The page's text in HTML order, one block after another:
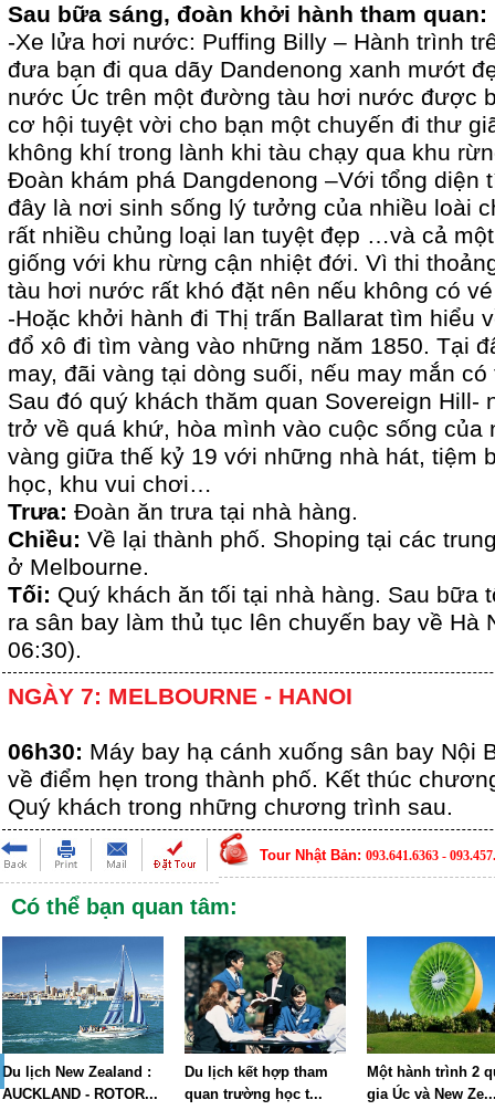
Sau bữa sáng, đoàn khởi hành tham quan:
-Xe lửa hơi nước: Puffing Billy – Hành trình
đưa bạn đi qua dãy Dandenong xanh mướt
nước Úc trên một đường tàu hơi nước được
cơ hội tuyệt vời cho bạn một chuyến đi thư
không khí trong lành khi tàu chạy qua khu
Đoàn khám phá Dangdenong –Với tổng diện
đây là nơi sinh sống lý tưởng của nhiều loài
rất nhiều chủng loại lan tuyệt đẹp …và cả
giống với khu rừng cận nhiệt đới. Vì thi
tàu hơi nước rất khó đặt nên nếu không có
-Hoặc khởi hành đi Thị trấn Ballarat tìm hiểu
đổ xô đi tìm vàng vào những năm 1850. Tại
may, đãi vàng tại dòng suối, nếu may mắn
Sau đó quý khách thăm quan Sovereign Hill-
trở về quá khứ, hòa mình vào cuộc sống
vàng giữa thế kỷ 19 với những nhà hát, tiệm
học, khu vui chơi…
Trưa: Đoàn ăn trưa tại nhà hàng.
Chiều: Về lại thành phố. Shoping tại các
ở Melbourne.
Tối: Quý khách ăn tối tại nhà hàng. Sau bữa
ra sân bay làm thủ tục lên chuyến bay về Hà
06:30).
NGÀY 7: MELBOURNE - HANOI
06h30: Máy bay hạ cánh xuống sân bay Nội
về điểm hẹn trong thành phố. Kết thúc
Quý khách trong những chương trình sau.
Tour Nhật Bản: 093.641.6363 -
Có thể bạn quan tâm:
Du lịch New Zealand :
AUCKLAND - ROTOR...
Du lịch kết hợp tham
quan trường học t...
Một hành trình 2
gia Úc và New